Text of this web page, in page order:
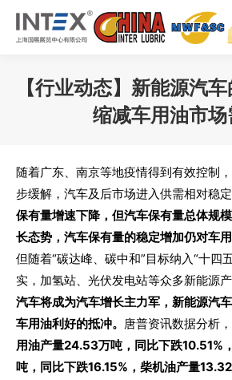
【行业动态】新能源汽
缩减车用油市场
随着广东、南京等地疫情得到有效控制
步缓解，汽车及后市场进入供需相对稳定
保有量增速下降，但汽车保有量总体规
长态势，汽车保有量的稳定增加仍对车
但随着“碳达峰、碳中和”目标纳入“十四
实，加氢站、光伏发电站等众多新能源
汽车将成为汽车增长主力军，新能源汽
车用油利好的抵冲。 唐普资讯数据分析，
用油产量24.53万吨，同比下跌10.51%
吨，同比下跌16.15%，柴机油产量